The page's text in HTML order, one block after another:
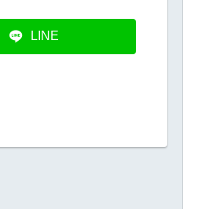
LINE